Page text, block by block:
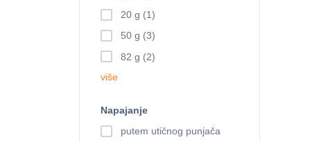
20 g (1)
50 g (3)
82 g (2)
više
Napajanje
putem utičnog punjača